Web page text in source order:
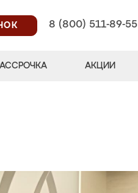
8 (800) 511-89-55
АКЦИИ